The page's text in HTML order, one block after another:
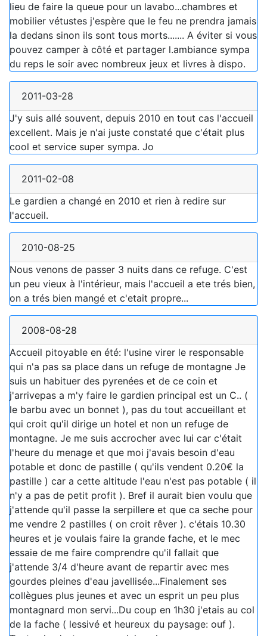
lieu de faire la queue pour un lavabo...chambres et
mobilier vétustes j'espère que le feu ne prendra jamais
la dedans sinon ils sont tous morts....... A éviter si vous
pouvez camper à côté et partager l.ambiance sympa
du reps le soir avec nombreux jeux et livres à dispo.
2011-03-28
J'y suis allé souvent, depuis 2010 en tout cas l'accueil
excellent. Mais je n'ai juste constaté que c'était plus
cool et service super sympa. Jo
2011-02-08
Le gardien a changé en 2010 et rien à redire sur
l'accueil.
2010-08-25
Nous venons de passer 3 nuits dans ce refuge. C'est
un peu vieux à l'intérieur, mais l'accueil a ete trés bien,
on a trés bien mangé et c'etait propre...
2008-08-28
Accueil pitoyable en été: l'usine virer le responsable
qui n'a pas sa place dans un refuge de montagne Je
suis un habituer des pyrenées et de ce coin et
j'arrivepas a m'y faire le gardien principal est un C.. (
le barbu avec un bonnet ), pas du tout accueillant et
qui croit qu'il dirige un hotel et non un refuge de
montagne. Je me suis accrocher avec lui car c'était
l'heure du menage et que moi j'avais besoin d'eau
potable et donc de pastille ( qu'ils vendent 0.20€ la
pastille ) car a cette altitude l'eau n'est pas potable ( il
n'y a pas de petit profit ). Bref il aurait bien voulu que
j'attende qu'il passe la serpillere et que ca seche pour
me vendre 2 pastilles ( on croit rêver ). c'étais 10.30
heures et je voulais faire la grande fache, et le mec
essaie de me faire comprendre qu'il fallait que
j'attende 3/4 d'heure avant de repartir avec mes
gourdes pleines d'eau javellisée...Finalement ses
collègues plus jeunes et avec un esprit un peu plus
montagnard mon servi...Du coup en 1h30 j'etais au col
de la fache ( lessivé et heureux du paysage: ouf ).